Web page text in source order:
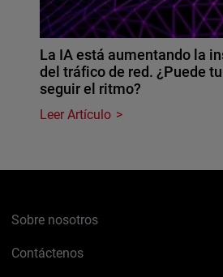
La IA está aumentando la
del tráfico de red. ¿Puede
seguir el ritmo?
Leer Artículo
Sobre nosotros
Contáctenos